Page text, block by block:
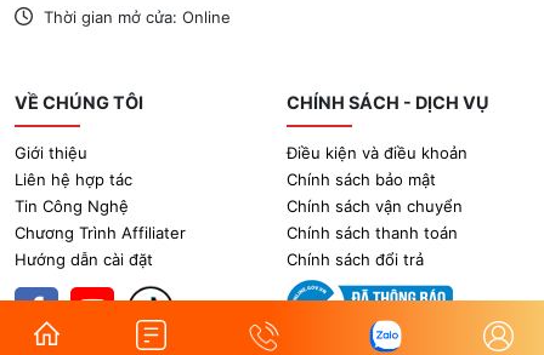
Thời gian mở cửa: Online
VỀ CHÚNG TÔI
Giới thiệu
Liên hệ hợp tác
Tin Công Nghệ
Chương Trình Affiliater
Hướng dẫn cài đặt
CHÍNH SÁCH - DỊCH VỤ
Điều kiện và điều khoản
Chính sách bảo mật
Chính sách vận chuyển
Chính sách thanh toán
Chính sách đổi trả